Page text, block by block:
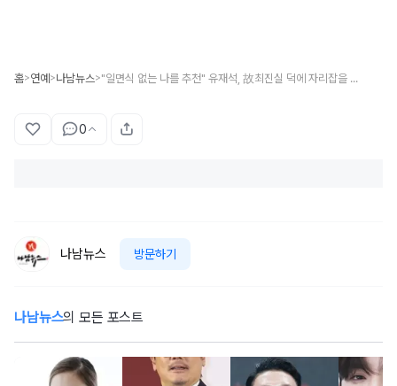
홈>연예 >나남뉴스> "일면식 없는 나를 추천" 유재석, 故최진실 덕에 자리잡을 수 있었다 고백
0
나남뉴스 방문하기
나남뉴스의 모든 포스트